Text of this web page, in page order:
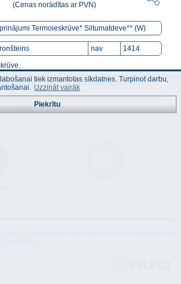
(Cenas norādītas ar PVN)
Termoieskrūve* Siltumatdeve** (W)
nav
1414
20° C istabas temperatūrai, ja apkures
C.
tabula
tiek izmantotas sīkdatnes. Turpinot darbu,
Uzzināt vairāk
Piekrītu